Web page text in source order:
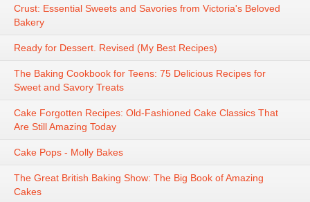
Crust: Essential Sweets and Savories from Victoria's Beloved
Bakery
Ready for Dessert. Revised (My Best Recipes)
The Baking Cookbook for Teens: 75 Delicious Recipes for
Sweet and Savory Treats
Cake Forgotten Recipes: Old-Fashioned Cake Classics That
Are Still Amazing Today
Cake Pops - Molly Bakes
The Great British Baking Show: The Big Book of Amazing
Cakes